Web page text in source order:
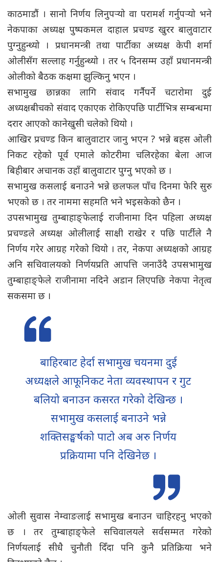
काठमाडौं । सानो निर्णय लिनुपर्‍यो वा परामर्श गर्नुपर्‍यो भने
नेकपाका अध्यक्ष पुष्पकमल दाहाल प्रचण्ड खुरर बालुवाटार
पुग्नुहुन्थ्यो । प्रधानमन्त्री तथा पार्टीका अध्यक्ष केपी शर्मा
ओलीसँग सल्लाह गर्नुहुन्थ्यो । तर ५ दिनसम्म उहाँ प्रधानमन्त्री
ओलीको बैठक कक्षमा झुल्किनु भएन ।
सभामुख छान्नका लागि संवाद गर्नैपर्ने चटारोमा दुई
अध्यक्षबीचको संवाद एकाएक रोकिएपछि पार्टीभित्र सम्बन्धमा
दरार आएको कानेखुसी चलेको थियो ।
आखिर प्रचण्ड किन बालुवाटार जानु भएन ? भन्ने बहस ओली
निकट रहेको पूर्व एमाले कोटरीमा चलिरहेका बेला आज
बिहीबार अचानक उहाँ बालुवाटार पुग्नु भएको छ ।
सभामुख कसलाई बनाउने भन्ने छलफल पाँच दिनमा फेरि सुरु
भएको छ । तर नाममा सहमति भने भइसकेको छैन ।
उपसभामुख तुम्बाहाङ्फेलाई राजीनामा दिन पहिला अध्यक्ष
प्रचण्डले अध्यक्ष ओलीलाई साक्षी राखेर र पछि पार्टीले नै
निर्णय गरेर आग्रह गरेको थियो । तर, नेकपा अध्यक्षको आग्रह
अनि सचिवालयको निर्णयप्रति आपत्ति जनाउँदै उपसभामुख
तुम्बाहाङ्फेले राजीनामा नदिने अडान लिएपछि नेकपा नेतृत्व
सकसमा छ ।
बाहिरबाट हेर्दा सभामुख चयनमा दुई
अध्यक्षले आफूनिकट नेता व्यवस्थापन र गुट
बलियो बनाउन कसरत गरेको देखिन्छ ।
सभामुख कसलाई बनाउने भन्ने
शक्तिसङ्घर्षको पाटो अब अरु निर्णय
प्रक्रियामा पनि देखिनेछ ।
ओली सुवास नेम्वाङलाई सभामुख बनाउन चाहिरहनु भएको
छ । तर तुम्बाहाङ्फेले सचिवालयले सर्वसम्मत गरेको
निर्णयलाई सीधै चुनौती दिँदा पनि कुनै प्रतिक्रिया भने